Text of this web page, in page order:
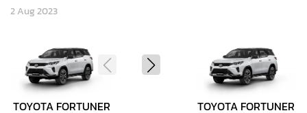
2 Aug 2023
TOYOTA FORTUNER
TOYOTA FORTUNER